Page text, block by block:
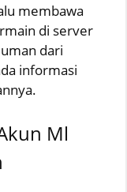
membawa
di server
dari
informasi
Ml